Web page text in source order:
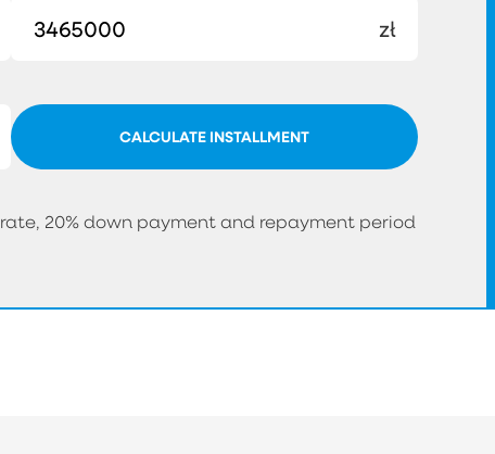
zł
CALCULATE INSTALLMENT
20% down payment and repayment period